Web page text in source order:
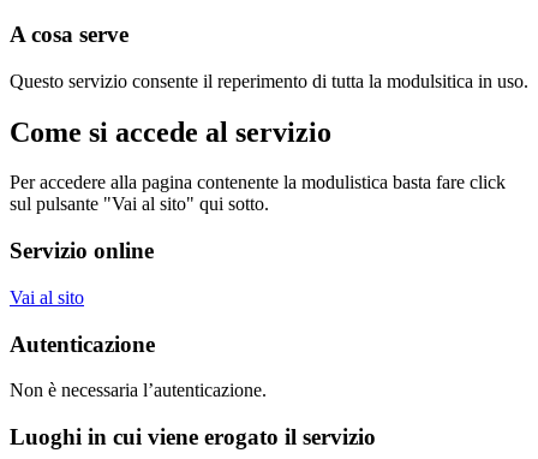
A cosa serve
Questo servizio consente il reperimento di tutta la modulsitica in uso.
Come si accede al servizio
Per accedere alla pagina contenente la modulistica basta fare click
sul pulsante "Vai al sito" qui sotto.
Servizio online
Vai al sito
Autenticazione
Non è necessaria l’autenticazione.
Luoghi in cui viene erogato il servizio